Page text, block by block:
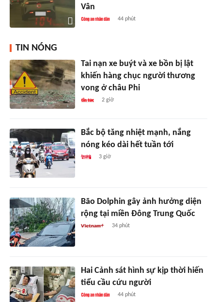
Vân
44 phút
TIN NÓNG
Tai nạn xe buýt và xe bồn bị lật
khiến hàng chục người thương
vong ở châu Phi
2 giờ
Bắc bộ tăng nhiệt mạnh, nắng
nóng kéo dài hết tuần tới
3 giờ
Bão Dolphin gây ảnh hưởng diện
rộng tại miền Đông Trung Quốc
34 phút
Hai Cảnh sát hình sự kịp thời hiến
tiểu cầu cứu người
44 phút